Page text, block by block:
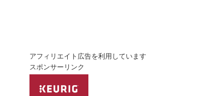
アフィリエイト広告を利用しています
スポンサーリンク